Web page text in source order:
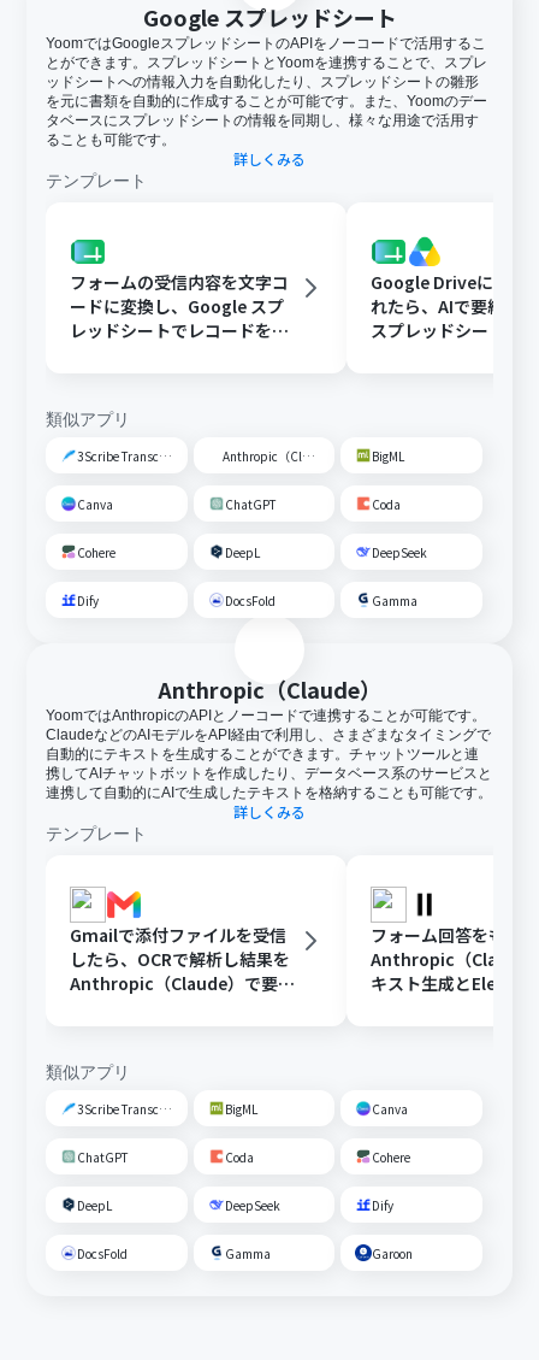
Google スプレッドシート
YoomではGoogleスプレッドシートのAPIをノーコードで活用するこ
とができます。スプレッドシートとYoomを連携することで、スプレ
ッドシートへの情報入力を自動化したり、スプレッドシートの雛形
を元に書類を自動的に作成することが可能です。また、Yoomのデー
タベースにスプレッドシートの情報を同期し、様々な用途で活用す
ることも可能です。
詳しくみる
テンプレート
フォームの受信内容を文字コ
ードに変換し、Google スプ
レッドシートでレコードを追
Google Driveに文書
れたら、AIで要約し
スプレッドシートの
類似アプリ
3Scribe Transcription Anthropic（Claude） BigML
Canva ChatGPT Coda
Cohere DeepL DeepSeek
Dify DocsFold Gamma
Anthropic（Claude）
YoomではAnthropicのAPIとノーコードで連携することが可能です。
ClaudeなどのAIモデルをAPI経由で利用し、さまざまなタイミングで
自動的にテキストを生成することができます。チャットツールと連
携してAIチャットボットを作成したり、データベース系のサービスと
連携して自動的にAIで生成したテキストを格納することも可能です。
詳しくみる
テンプレート
Gmailで添付ファイルを受信
したら、OCRで解析し結果を
Anthropic（Claude）で要約
フォーム回答をもと
Anthropic（Claude
キスト生成と
類似アプリ
3Scribe Transcription BigML Canva
ChatGPT Coda Cohere
DeepL DeepSeek Dify
DocsFold Gamma Garoon